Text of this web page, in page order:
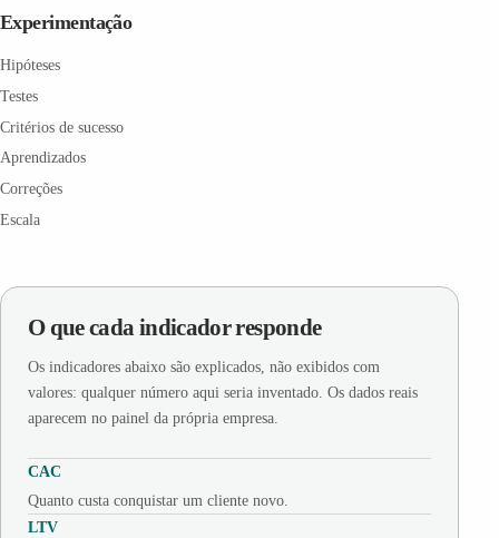
Experimentação
Hipóteses
Testes
Critérios de sucesso
Aprendizados
Correções
Escala
O que cada indicador responde
Os indicadores abaixo são explicados, não exibidos com
valores: qualquer número aqui seria inventado. Os dados reais
aparecem no painel da própria empresa.
CAC
Quanto custa conquistar um cliente novo.
LTV